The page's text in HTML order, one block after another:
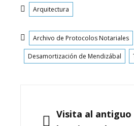
Categorías
Arquitectura
Etiquetas
Archivo de Protocolos Notariales
Desamortización de Mendizábal
ANTERIOR
Visita al antiguo